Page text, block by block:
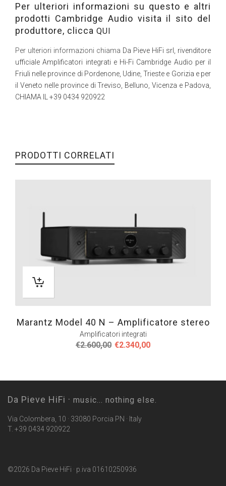
Per ulteriori informazioni su questo e altri
prodotti Cambridge Audio visita il sito del
produttore, clicca QUI
Per ulteriori informazioni chiama Da Pieve HiFi srl, rivenditore
ufficiale Amplificatori integrati e Hi-Fi Cambridge Audio per il
Friuli nelle province di Pordenone, Udine, Trieste e Gorizia e per
il Veneto nelle province di Treviso, Belluno, Vicenza e Padova,
CHIAMA IL +39 0434 920922
PRODOTTI CORRELATI
Marantz Model 40 N – Amplificatore stereo
Amplificatori integrati
€2.600,00 Il
€2.340,00Il
Da Pieve HiFi · music... nothing else.
Via Colombera, 10 · 33080 Porcia PN · Italy
T. +39 0434 920922
©2026 Da Pieve HiFi · p.iva 01610250936